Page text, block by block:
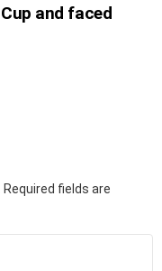
and faced
Required fields are